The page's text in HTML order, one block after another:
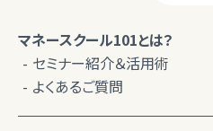
マネースクール101とは？
セミナー紹介＆活用術
よくあるご質問